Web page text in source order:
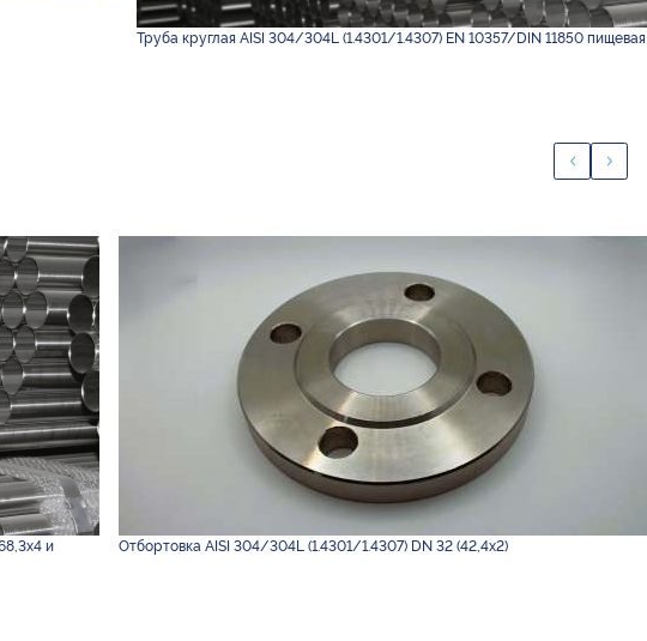
Труба круглая AISI 304/304L (1.4301/1.4307) EN 10357/DIN 11850
и Отбортовка AISI 304/304L (1.4301/1.4307) DN 32 (42,4х2)